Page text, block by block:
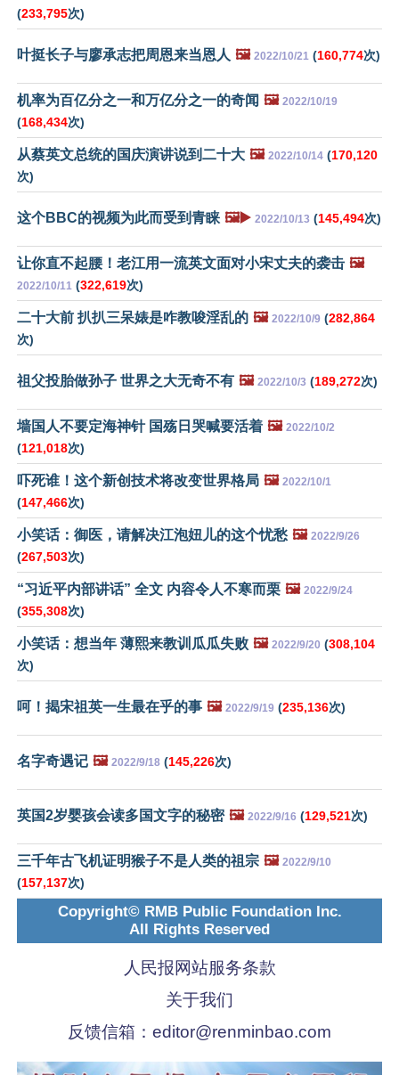
(233,795次)
叶挺长子与廖承志把周恩来当恩人 🖼️ 2022/10/21 (160,774次)
机率为百亿分之一和万亿分之一的奇闻 🖼️ 2022/10/19
(168,434次)
从蔡英文总统的国庆演讲说到二十大 🖼️ 2022/10/14 (170,120
次)
这个BBC的视频为此而受到青睐 🖼️▶️ 2022/10/13 (145,494次)
让你直不起腰！老江用一流英文面对小宋丈夫的袭击 🖼️
2022/10/11 (322,619次)
二十大前 扒扒三呆婊是咋教唆淫乱的 🖼️ 2022/10/9 (282,864
次)
祖父投胎做孙子 世界之大无奇不有 🖼️ 2022/10/3 (189,272次)
墙国人不要定海神针 国殇日哭喊要活着 🖼️ 2022/10/2
(121,018次)
吓死谁！这个新创技术将改变世界格局 🖼️ 2022/10/1
(147,466次)
小笑话：御医，请解决江泡妞儿的这个忧愁 🖼️ 2022/9/26
(267,503次)
“习近平内部讲话” 全文 内容令人不寒而栗 🖼️ 2022/9/24
(355,308次)
小笑话：想当年 薄熙来教训瓜瓜失败 🖼️ 2022/9/20 (308,104
次)
呵！揭宋祖英一生最在乎的事 🖼️ 2022/9/19 (235,136次)
名字奇遇记 🖼️ 2022/9/18 (145,226次)
英国2岁婴孩会读多国文字的秘密 🖼️ 2022/9/16 (129,521次)
三千年古飞机证明猴子不是人类的祖宗 🖼️ 2022/9/10
(157,137次)
Copyright© RMB Public Foundation Inc.
All Rights Reserved
人民报网站服务条款
关于我们
反馈信箱： editor@renminbao.com